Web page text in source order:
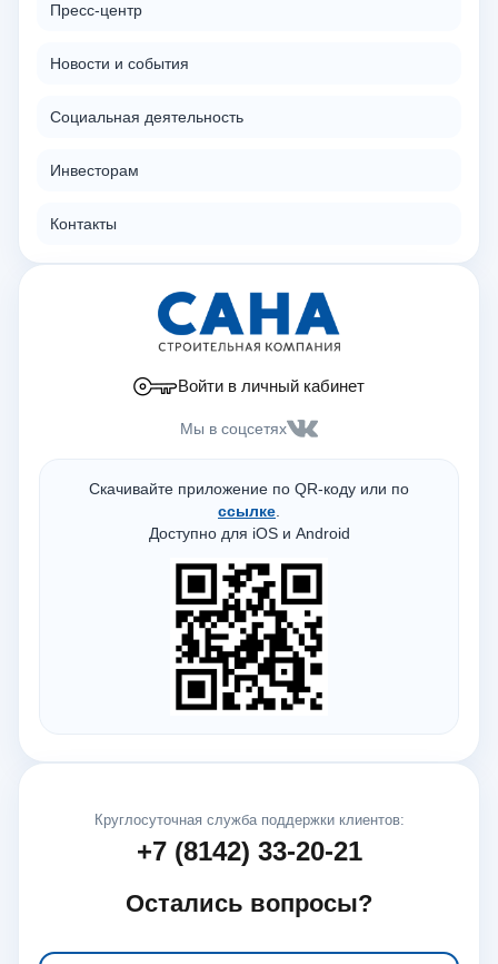
Войти в личный кабинет
Мы в соцсетях
Скачивайте приложение по QR-коду или по
ссылке
Доступно для iOS и Android
Пресс-центр
Новости и события
Социальная деятельность
Инвесторам
Контакты
Круглосуточная служба поддержки клиентов:
+7 (8142) 33-20-21
Остались вопросы?